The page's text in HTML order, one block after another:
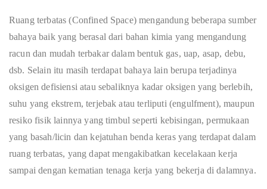
Ruang terbatas (Confined Space) mengandung beberapa sumber
bahaya baik yang berasal dari bahan kimia yang mengandung
racun dan mudah terbakar dalam bentuk gas, uap, asap, debu,
dsb. Selain itu masih terdapat bahaya lain berupa terjadinya
oksigen defisiensi atau sebaliknya kadar oksigen yang berlebih,
suhu yang ekstrem, terjebak atau terliputi (engulfment), maupun
resiko fisik lainnya yang timbul seperti kebisingan, permukaan
yang basah/licin dan kejatuhan benda keras yang terdapat dalam
ruang terbatas, yang dapat mengakibatkan kecelakaan kerja
sampai dengan kematian tenaga kerja yang bekerja di dalamnya.